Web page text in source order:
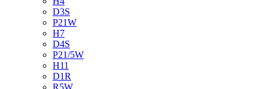
D3S
P21W
H7
D4S
P21/5W
H11
D1R
R5W